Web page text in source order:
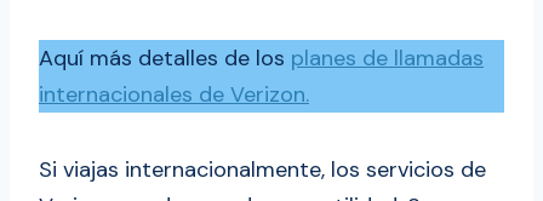
Aquí más detalles de los planes de llamadas
internacionales de Verizon.
Si viajas internacionalmente, los servicios de